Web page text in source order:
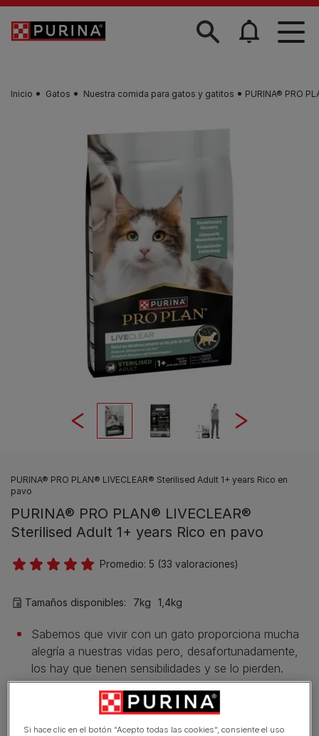
Skip to main content
Inicio Gatos Nuestra comida para gatos y gatitos PURINA® PRO
PURINA® PRO PLAN® LIVECLEAR® Sterilised Adult 1+ years Rico en
pavo
PURINA® PRO PLAN® LIVECLEAR®
Sterilised Adult 1+ years Rico en pavo
Promedio: 5 (33 valoraciones)
Tamaños disponibles: 7kg 1,4kg
Sabemos que vivir con un gato proporciona mucha
alegría a nuestras vidas pero, desafortunadamente,
los hay que tienen sensibilidades y se lo pierden.
Por este motivo hemos desarrollado los alimentos
para gatos PURINA® PRO PLAN® LIVECLEAR®, un
producto innovador especialmente diseñado para
Si hace clic en el botón “Acepto todas las cookies”, consiente el uso